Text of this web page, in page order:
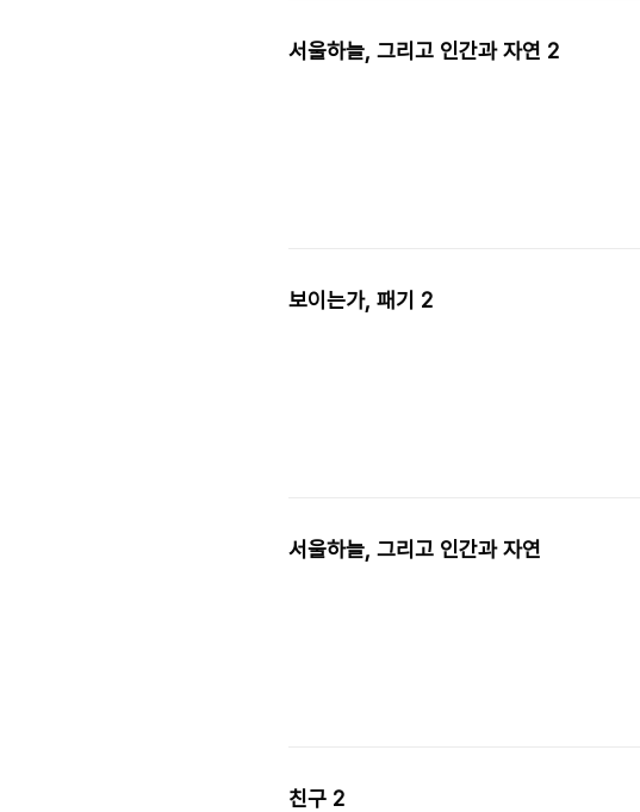
서울하늘, 그리고 인간과 자연 2
보이는가, 패기 2
서울하늘, 그리고 인간과 자연
친구 2